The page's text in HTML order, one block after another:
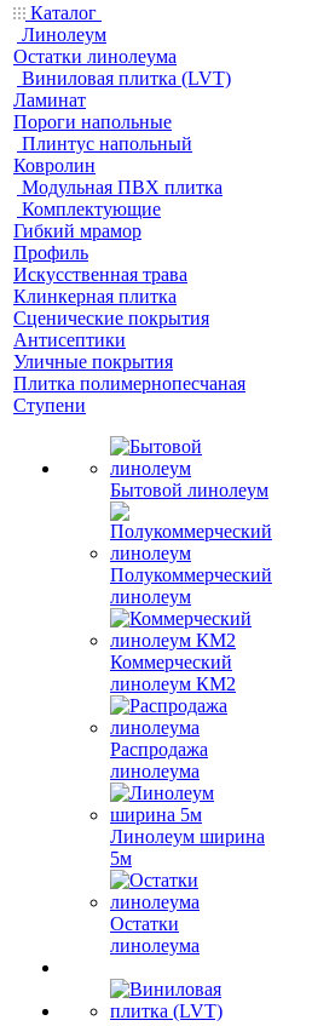
Каталог
Линолеум
Остатки линолеума
Виниловая плитка (LVT)
Ламинат
Пороги напольные
Плинтус напольный
Ковролин
Модульная ПВХ плитка
Комплектующие
Гибкий мрамор
Профиль
Искусственная трава
Клинкерная плитка
Сценические покрытия
Антисептики
Уличные покрытия
Плитка полимернопесчаная
Ступени
Бытовой линолеум
Полукоммерческий
линолеум
Коммерческий
линолеум КМ2
Распродажа
линолеума
Линолеум ширина
5м
Остатки
линолеума